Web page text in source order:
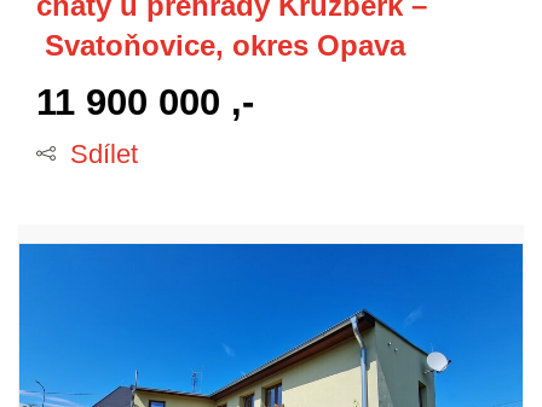
Svatoňovice, okres Opava
11 900 000 ,-
Sdílet